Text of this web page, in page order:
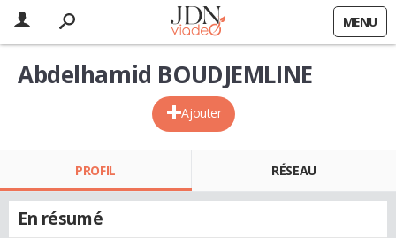
MENU
Ajouter
Abdelhamid BOUDJEMLINE
PROFIL RÉSEAU
En résumé